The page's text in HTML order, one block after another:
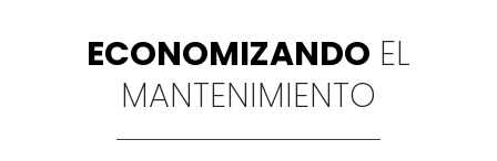
ECONOMIZANDO EL
MANTENIMIENTO